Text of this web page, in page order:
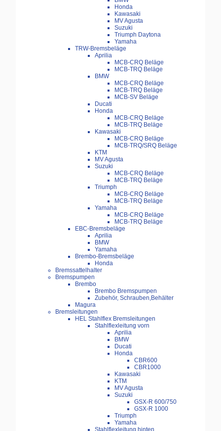
Honda
Kawasaki
MV Agusta
Suzuki
Triumph Daytona
Yamaha
TRW-Bremsbeläge
Aprilia
MCB-CRQ Beläge
MCB-TRQ Beläge
BMW
MCB-CRQ Beläge
MCB-TRQ Beläge
MCB-SV Beläge
Ducati
Honda
MCB-CRQ Beläge
MCB-TRQ Beläge
Kawasaki
MCB-CRQ Beläge
MCB-TRQ/SRQ Beläge
KTM
MV Agusta
Suzuki
MCB-CRQ Beläge
MCB-TRQ Beläge
Triumph
MCB-CRQ Beläge
MCB-TRQ Beläge
Yamaha
MCB-CRQ Beläge
MCB-TRQ Beläge
EBC-Bremsbeläge
Aprilia
BMW
Yamaha
Brembo-Bremsbeläge
Honda
Bremssattelhalter
Bremspumpen
Brembo
Brembo Bremspumpen
Zubehör, Schrauben,Behälter
Magura
Bremsleitungen
HEL Stahlflex Bremsleitungen
Stahlflexleitung vorn
Aprilia
BMW
Ducati
Honda
CBR600
CBR1000
Kawasaki
KTM
MV Agusta
Suzuki
GSX-R 600/750
GSX-R 1000
Triumph
Yamaha
Stahlflexleitung hinten